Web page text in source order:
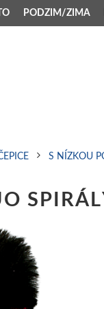
PODZIM/ZIMA
Zimní čepice na
S NÍZKOU